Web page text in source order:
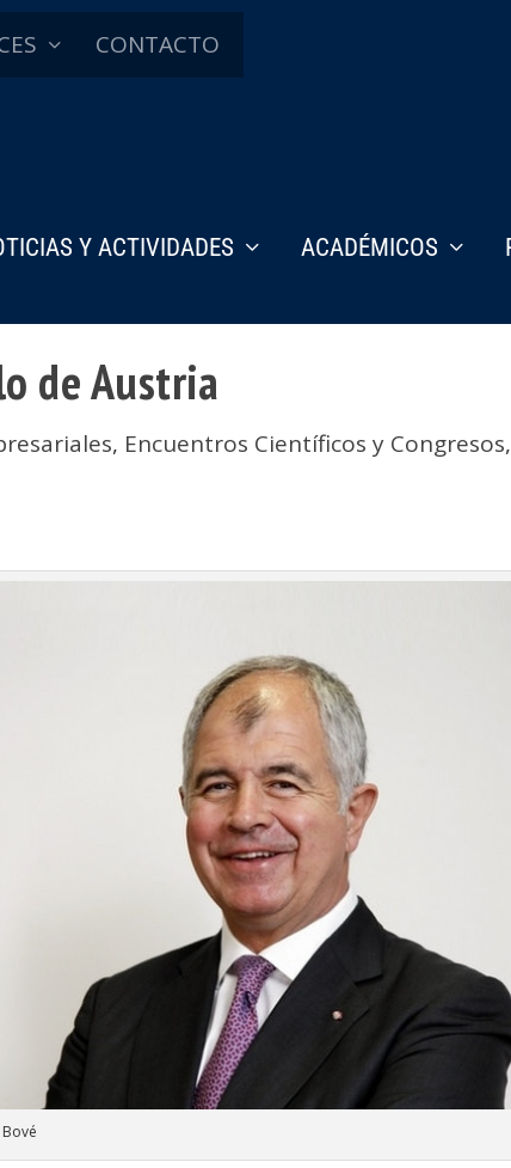
CONTACTO
Y ACTIVIDADES ACADÉMICOS
de Austria
, Encuentros Científicos y Congresos,